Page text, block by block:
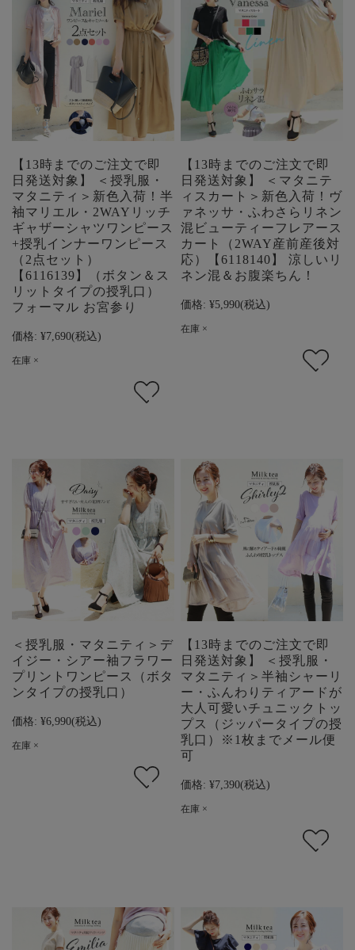
【13時までのご注文で即
日発送対象】 ＜授乳服・
マタニティ＞新色入荷！半
袖マリエル・2WAYリッチ
ギャザーシャツワンピース
+授乳インナーワンピース
（2点セット）
【6116139】（ボタン＆ス
リットタイプの授乳口）
フォーマル お宮参り
価格: ¥7,690(税込)
在庫 ×
【13時までのご注文で即
日発送対象】 ＜マタニテ
ィスカート＞新色入荷！ヴ
ァネッサ・ふわさらリネン
混ビューティーフレアース
カート（2WAY産前産後対
応）【6118140】 涼しいリ
ネン混＆お腹楽ちん！
価格: ¥5,990(税込)
在庫 ×
＜授乳服・マタニティ＞デ
イジー・シアー袖フラワー
プリントワンピース（ボタ
ンタイプの授乳口）
価格: ¥6,990(税込)
在庫 ×
【13時までのご注文で即
日発送対象】 ＜授乳服・
マタニティ＞半袖シャーリ
ー・ふんわりティアードが
大人可愛いチュニックトッ
プス（ジッパータイプの授
乳口）※1枚までメール便
可
価格: ¥7,390(税込)
在庫 ×